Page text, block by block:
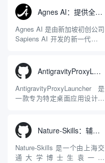
LuaJIT 构建，并在 2019 年作
为顶级开源项目捐赠给
Apache 软件基金会。APISIX
彻底摒...
Agnes AI：提供全模态模型免费API、支持图文视频生成与复杂工程执行的智能体平台
Agnes AI 是由新加坡初创公司
Sapiens AI 开发的新一代多模
限制，提供集文本、图像、视
频生成于一体的“全模态”大模
型能力。平台的核心产品矩阵
包括主打自动化工作流的
AntigravityProxyLauncher：免TUN全局代理使用Antigravity IDE
AntigravityProxyLauncher 是
一款专为特定桌面应用设计的
Windows 平台。当用户使用桌
面版 Gemini 客户端或
Antigravity IDE ...
Nature-Skills：辅助撰写学术论文和绘制科研图表的智能体插件
Nature-Skills 是一个由上海交
通大学博士生袁一哲